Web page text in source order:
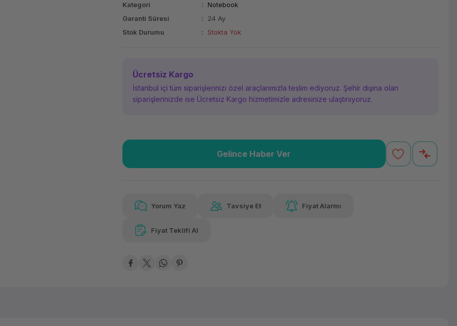
Kategori
Notebook
Garanti Süresi
24 Ay
Stok Durumu
Stokta Yok
Ücretsiz Kargo
İstanbul içi tüm siparişlerinizi özel araçlarımızla teslim ediyoruz. Şehir dışına olan
siparişlerinizde ise Ücretsiz Kargo hizmetimizle adresinize ulaştırııyoruz.
Güvenilir Alışveriş
Gelince Haber Ver
Yorum Yaz Tavsiye Et Fiyat Alarmı
Fiyat Teklifi Al